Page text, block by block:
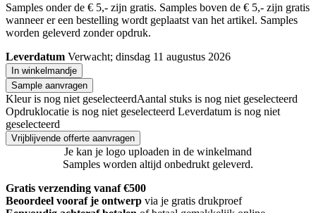
Samples onder de € 5,- zijn gratis. Samples boven de € 5,- zijn gratis
wanneer er een bestelling wordt geplaatst van het artikel. Samples
worden geleverd zonder opdruk.
Leverdatum Verwacht; dinsdag 11 augustus 2026
In winkelmandje
Sample aanvragen
Kleur is nog niet geselecteerdAantal stuks is nog niet geselecteerd
Opdruklocatie is nog niet geselecteerd Leverdatum is nog niet
geselecteerd
Vrijblijvende offerte aanvragen
Je kan je logo uploaden in de winkelmand
Samples worden altijd onbedrukt geleverd.
Gratis verzending vanaf €500
Beoordeel vooraf je ontwerp via je gratis drukproef